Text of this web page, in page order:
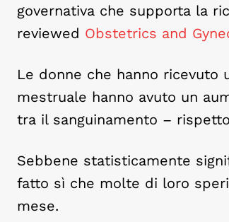
governativa che supporta la
reviewed Obstetrics and
Le donne che hanno ricevuto
mestruale hanno avuto un
tra il sanguinamento –
Sebbene statisticamente
fatto sì che molte di loro
mese.